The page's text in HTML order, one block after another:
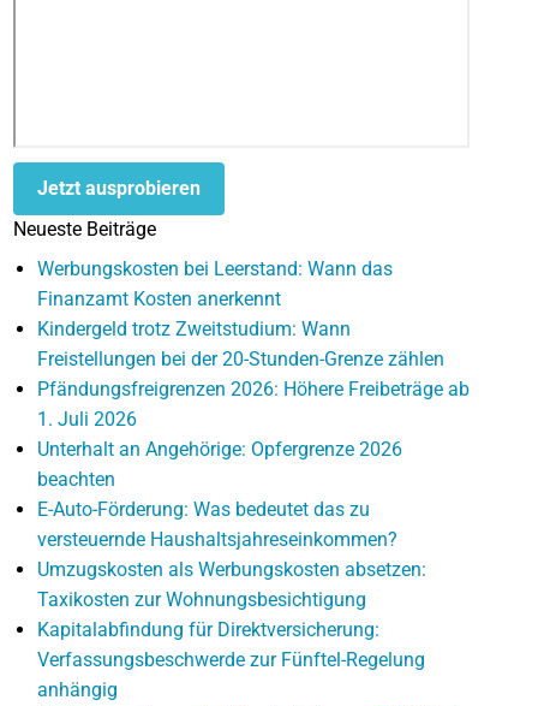
Jetzt ausprobieren
Neueste Beiträge
Werbungskosten bei Leerstand: Wann das
Finanzamt Kosten anerkennt
Kindergeld trotz Zweitstudium: Wann
Freistellungen bei der 20-Stunden-Grenze zählen
Pfändungsfreigrenzen 2026: Höhere Freibeträge ab
1. Juli 2026
Unterhalt an Angehörige: Opfergrenze 2026
beachten
E-Auto-Förderung: Was bedeutet das zu
versteuernde Haushaltsjahreseinkommen?
Umzugskosten als Werbungskosten absetzen:
Taxikosten zur Wohnungsbesichtigung
Kapitalabfindung für Direktversicherung:
Verfassungsbeschwerde zur Fünftel-Regelung
anhängig